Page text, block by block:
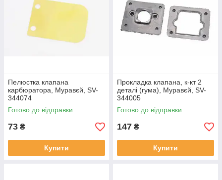
Пелюстка клапана
карбюратора, Муравєй, SV-
344074
Готово до відправки
73 ₴
Купити
Прокладка клапана, к-кт 2
деталі (гума), Муравєй, SV-
344005
Готово до відправки
147 ₴
Купити